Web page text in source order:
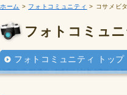
ホーム > フォトコミュニティ > コサメビ
フォトコミュ
フォトコミュニティ トップ